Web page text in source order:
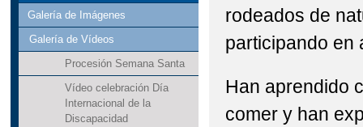
Galería de Imágenes
Galería de Vídeos
Procesión Semana Santa
Vídeo celebración Día
Internacional de la
Discapacidad
rodeados de
participando en
Han aprendido
comer y han